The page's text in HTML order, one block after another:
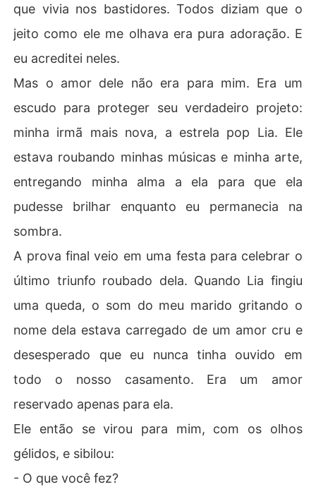
lou:
- O que você fez?
Naquele único instante, a mulher que o amava morreu.
Meu mundo inteiro, construído sobre suas lindas menti
ras, se estilhaçou por completo. Eu não era sua esposa;
eu era apenas a galinha dos ovos de ouro, e meu coraç
ão era simplesmente um dano colateral.
Então, quando ele perguntou o que eu queria para o me
u trigésimo aniversário, eu lhe dei um sorriso pequeno e
vazio.
- Eu quero sair no iate. Só nós dois. Podemos ver o nasc
er do sol.
Ele pensou que era uma escapada romântica. Mal sabia
ele que aquele era o palco para o meu desaparecimento
e o começo da sua ruína.
que vivia nos bastidores. Todos diziam que o
jeito como ele me olhava era pura adoração. E
eu acreditei neles.
Mas o amor dele não era para mim. Era um
escudo para proteger seu verdadeiro projeto:
minha irmã mais nova, a estrela pop Lia. Ele
estava roubando minhas músicas e minha arte,
entregando minha alma a ela para que ela
pudesse brilhar enquanto eu permanecia na
sombra.
A prova final veio em uma festa para celebrar o
último triunfo roubado dela. Quando Lia fingiu
uma queda, o som do meu marido gritando o
nome dela estava carregado de um amor cru e
desesperado que eu nunca tinha ouvido em
todo o nosso casamento. Era um amor
reservado apenas para ela.
Ele então se virou para mim, com os olhos
gélidos, e sibilou:
- O que você fez?